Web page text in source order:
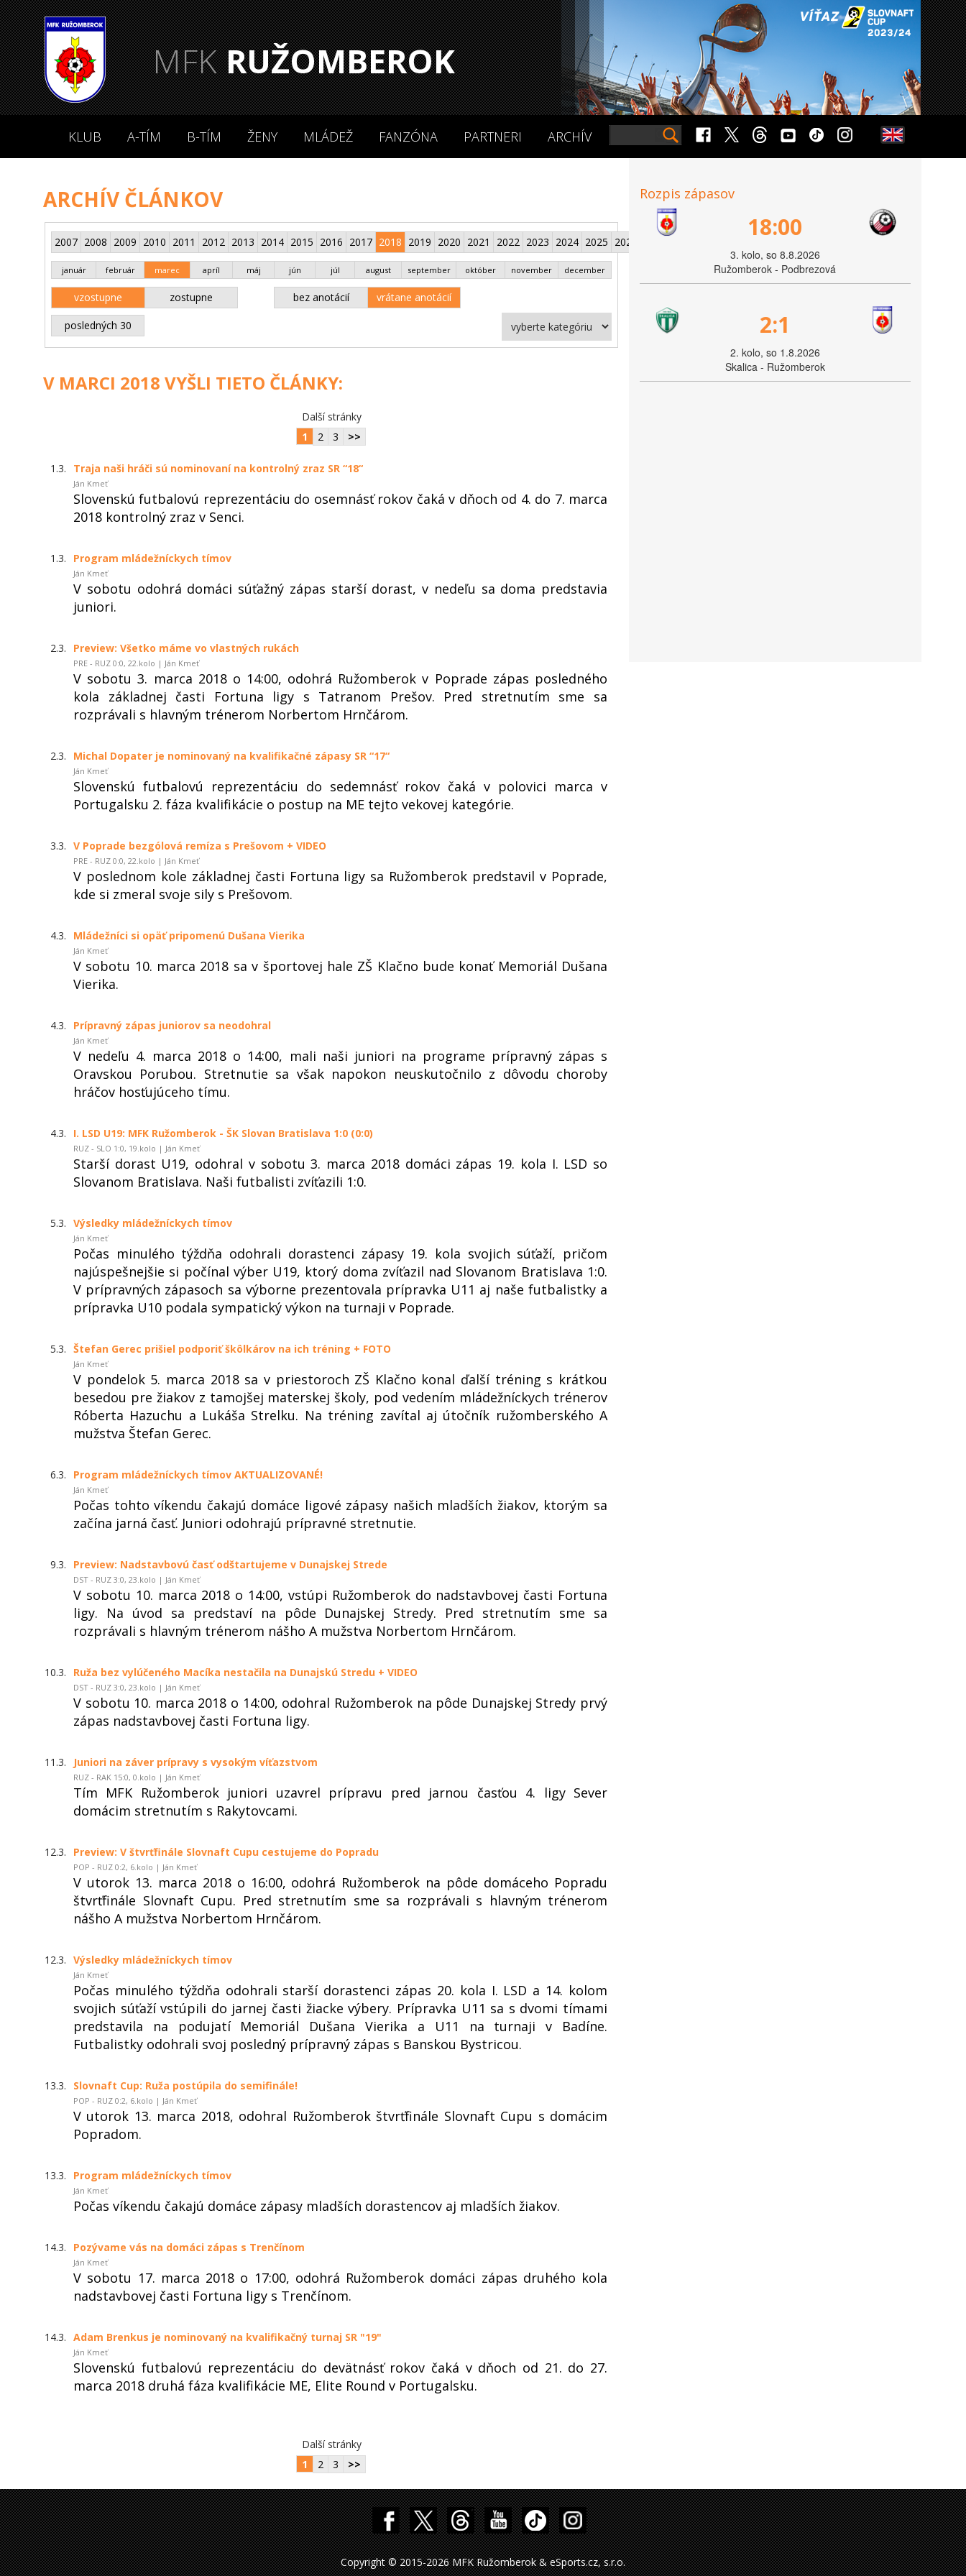
MFKRUŽOMBEROK
KLUB A-TÍM B-TÍM ŽENY MLÁDEŽ FANZÓNA PARTNERI ARCHÍV
ARCHÍV ČLÁNKOV
2007 2008 2009 2010 2011 2012 2013 2014 2015 2016 2017 2018 2019 2020 2021 2022 2023 2024 2025 2026
január február marec apríl máj jún júl august september október november december
vzostupne zostupne bez anotácií vrátane anotácií
posledných 30
V MARCI 2018 VYŠLI TIETO ČLÁNKY:
Další stránky
1
2 3 >>
1.3. Traja naši hráči sú nominovaní na kontrolný zraz SR “18“
Ján Kmeť
Slovenskú futbalovú reprezentáciu do osemnásť rokov čaká v dňoch od 4. do 7. marca
2018 kontrolný zraz v Senci.
1.3. Program mládežníckych tímov
Ján Kmeť
V sobotu odohrá domáci súťažný zápas starší dorast, v nedeľu sa doma predstavia
juniori.
2.3. Preview: Všetko máme vo vlastných rukách
PRE - RUZ 0:0, 22.kolo | Ján Kmeť
V sobotu 3. marca 2018 o 14:00, odohrá Ružomberok v Poprade zápas posledného
kola základnej časti Fortuna ligy s Tatranom Prešov. Pred stretnutím sme sa
rozprávali s hlavným trénerom Norbertom Hrnčárom.
2.3. Michal Dopater je nominovaný na kvalifikačné zápasy SR “17“
Ján Kmeť
Slovenskú futbalovú reprezentáciu do sedemnásť rokov čaká v polovici marca v
Portugalsku 2. fáza kvalifikácie o postup na ME tejto vekovej kategórie.
3.3. V Poprade bezgólová remíza s Prešovom + VIDEO
PRE - RUZ 0:0, 22.kolo | Ján Kmeť
V poslednom kole základnej časti Fortuna ligy sa Ružomberok predstavil v Poprade,
kde si zmeral svoje sily s Prešovom.
4.3. Mládežníci si opäť pripomenú Dušana Vierika
Ján Kmeť
V sobotu 10. marca 2018 sa v športovej hale ZŠ Klačno bude konať Memoriál Dušana
Vierika.
4.3. Prípravný zápas juniorov sa neodohral
Ján Kmeť
V nedeľu 4. marca 2018 o 14:00, mali naši juniori na programe prípravný zápas s
Oravskou Porubou. Stretnutie sa však napokon neuskutočnilo z dôvodu choroby
hráčov hosťujúceho tímu.
4.3. I. LSD U19: MFK Ružomberok - ŠK Slovan Bratislava 1:0 (0:0)
RUZ - SLO 1:0, 19.kolo | Ján Kmeť
Starší dorast U19, odohral v sobotu 3. marca 2018 domáci zápas 19. kola I. LSD so
Slovanom Bratislava. Naši futbalisti zvíťazili 1:0.
5.3. Výsledky mládežníckych tímov
Ján Kmeť
Počas minulého týždňa odohrali dorastenci zápasy 19. kola svojich súťaží, pričom
najúspešnejšie si počínal výber U19, ktorý doma zvíťazil nad Slovanom Bratislava 1:0.
V prípravných zápasoch sa výborne prezentovala prípravka U11 aj naše futbalistky a
prípravka U10 podala sympatický výkon na turnaji v Poprade.
5.3. Štefan Gerec prišiel podporiť škôlkárov na ich tréning + FOTO
Ján Kmeť
V pondelok 5. marca 2018 sa v priestoroch ZŠ Klačno konal ďalší tréning s krátkou
besedou pre žiakov z tamojšej materskej školy, pod vedením mládežníckych trénerov
Róberta Hazuchu a Lukáša Strelku. Na tréning zavítal aj útočník ružomberského A
mužstva Štefan Gerec.
6.3. Program mládežníckych tímov AKTUALIZOVANÉ!
Ján Kmeť
Počas tohto víkendu čakajú domáce ligové zápasy našich mladších žiakov, ktorým sa
začína jarná časť. Juniori odohrajú prípravné stretnutie.
9.3. Preview: Nadstavbovú časť odštartujeme v Dunajskej Strede
DST - RUZ 3:0, 23.kolo | Ján Kmeť
V sobotu 10. marca 2018 o 14:00, vstúpi Ružomberok do nadstavbovej časti Fortuna
ligy. Na úvod sa predstaví na pôde Dunajskej Stredy. Pred stretnutím sme sa
rozprávali s hlavným trénerom nášho A mužstva Norbertom Hrnčárom.
10.3. Ruža bez vylúčeného Macíka nestačila na Dunajskú Stredu + VIDEO
DST - RUZ 3:0, 23.kolo | Ján Kmeť
V sobotu 10. marca 2018 o 14:00, odohral Ružomberok na pôde Dunajskej Stredy prvý
zápas nadstavbovej časti Fortuna ligy.
11.3. Juniori na záver prípravy s vysokým víťazstvom
RUZ - RAK 15:0, 0.kolo | Ján Kmeť
Tím MFK Ružomberok juniori uzavrel prípravu pred jarnou časťou 4. ligy Sever
domácim stretnutím s Rakytovcami.
12.3. Preview: V štvrťfinále Slovnaft Cupu cestujeme do Popradu
POP - RUZ 0:2, 6.kolo | Ján Kmeť
V utorok 13. marca 2018 o 16:00, odohrá Ružomberok na pôde domáceho Popradu
štvrťfinále Slovnaft Cupu. Pred stretnutím sme sa rozprávali s hlavným trénerom
nášho A mužstva Norbertom Hrnčárom.
12.3. Výsledky mládežníckych tímov
Ján Kmeť
Počas minulého týždňa odohrali starší dorastenci zápas 20. kola I. LSD a 14. kolom
svojich súťaží vstúpili do jarnej časti žiacke výbery. Prípravka U11 sa s dvomi tímami
predstavila na podujatí Memoriál Dušana Vierika a U11 na turnaji v Badíne.
Futbalistky odohrali svoj posledný prípravný zápas s Banskou Bystricou.
13.3. Slovnaft Cup: Ruža postúpila do semifinále!
POP - RUZ 0:2, 6.kolo | Ján Kmeť
V utorok 13. marca 2018, odohral Ružomberok štvrťfinále Slovnaft Cupu s domácim
Popradom.
13.3. Program mládežníckych tímov
Ján Kmeť
Počas víkendu čakajú domáce zápasy mladších dorastencov aj mladších žiakov.
14.3. Pozývame vás na domáci zápas s Trenčínom
Ján Kmeť
V sobotu 17. marca 2018 o 17:00, odohrá Ružomberok domáci zápas druhého kola
nadstavbovej časti Fortuna ligy s Trenčínom.
14.3. Adam Brenkus je nominovaný na kvalifikačný turnaj SR "19"
Ján Kmeť
Slovenskú futbalovú reprezentáciu do devätnásť rokov čaká v dňoch od 21. do 27.
marca 2018 druhá fáza kvalifikácie ME, Elite Round v Portugalsku.
Další stránky
1
2 3 >>
Rozpis zápasov
18:00
3. kolo, so 8.8.2026
Ružomberok - Podbrezová
2:1
2. kolo, so 1.8.2026
Skalica - Ružomberok
Copyright © 2015-2026 MFK Ružomberok & eSports.cz, s.r.o.